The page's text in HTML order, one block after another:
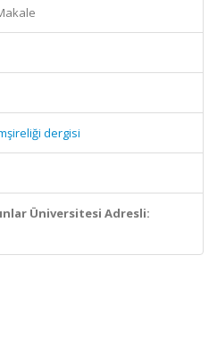
dergisi
Üniversitesi Adresli: